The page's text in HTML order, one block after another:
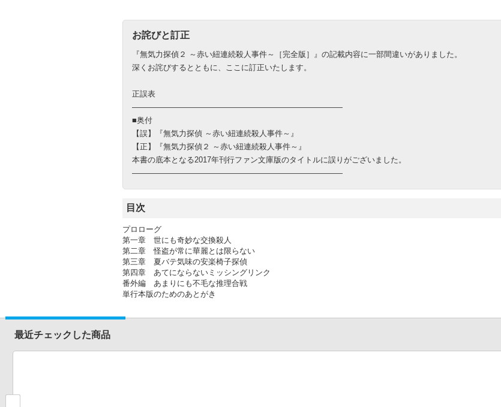
お詫びと訂正
『無気力探偵２ ～赤い紐連続殺人事件～［完全版］』の記載内容に一部間違いがありました。
深くお詫びするとともに、ここに訂正いたします。
正誤表
―――――――――――――――――――――――――――
■奥付
【誤】『無気力探偵 ～赤い紐連続殺人事件～』
【正】『無気力探偵２ ～赤い紐連続殺人事件～』
本書の底本となる2017年刊行ファン文庫版のタイトルに誤りがございました。
―――――――――――――――――――――――――――
目次
プロローグ
第一章 世にも奇妙な交換殺人
第二章 怪盗が常に華麗とは限らない
第三章 夏バテ気味の安楽椅子探偵
第四章 あてにならないミッシングリンク
番外編 あまりにも不毛な推理合戦
単行本版のためのあとがき
最近チェックした商品